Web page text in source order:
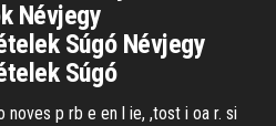
Névjegy
Súgó Névjegy
Súgó
noves p rb e en l ie, ,tost i oa r. si